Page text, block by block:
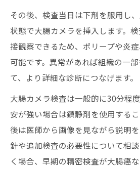
その後、検査当日は下剤を服用し
状態で大腸カメラを挿入します。
接観察できるため、ポリープや炎
可能です。異常があれば組織の一
て、より詳細な診断につなげます。
大腸カメラ検査は一般的に30分程
安が強い場合は鎮静剤を使用する
後は医師から画像を見ながら説明
針や追加検査の必要性について相
く場合、早期の精密検査が大腸癌